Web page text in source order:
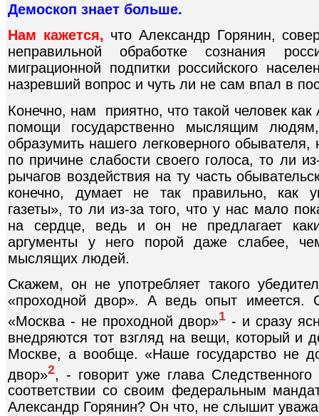
Демоскоп знает больше.
Нам кажется, что Александр Горянин,
неправильной обработке сознания
миграционной подпитки российского
назревший вопрос и чуть ли не сам впал в
Конечно, нам приятно, что такой человек
помощи государственно мыслящим
образумить нашего легковерного
по причине слабости своего голоса, то ли
рычагов воздействия на ту часть
конечно, думает не так правильно, как
газеты», то ли из-за того, что у нас мало
на сердце, ведь и он не предлагает
аргументы у него порой даже слабее,
мыслящих людей.
Скажем, он не употребляет такого
«проходной двор». А ведь опыт имеется.
«Москва - не проходной двор»1 - и сразу
внедряются тот взгляд на вещи, который и
Москве, а вообще. «Наше государство не
двор»2, - говорит уже глава
соответствии со своим федеральным
Александр Горянин? Он что, не слышит